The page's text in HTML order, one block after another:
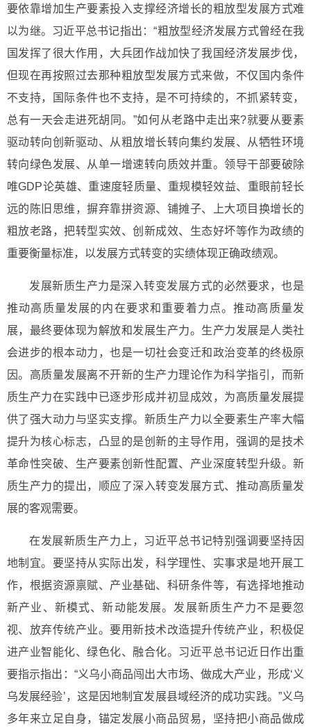
要依靠增加生产要素投入支撑经济增长的粗放型发展方式难
以为继。习近平总书记指出：“粗放型经济发展方式曾经在我
国发挥了很大作用，大兵团作战加快了我国经济发展步伐，
但现在再按照过去那种粗放型发展方式来做，不仅国内条件
不支持，国际条件也不支持，是不可持续的，不抓紧转变，
总有一天会走进死胡同。”如何从老路中走出来?就要从要素
驱动转向创新驱动、从粗放增长转向集约发展、从牺牲环境
转向绿色发展、从单一增速转向质效并重。领导干部要破除
唯GDP论英雄、重速度轻质量、重规模轻效益、重眼前轻长
远的陈旧思维，摒弃靠拼资源、铺摊子、上大项目换增长的
粗放老路，把转型实效、创新成效、生态好坏等作为政绩的
重要衡量标准，以发展方式转变的实绩体现正确政绩观。
发展新质生产力是深入转变发展方式的必然要求，也是
推动高质量发展的内在要求和重要着力点。推动高质量发
展，最终要体现为解放和发展生产力。生产力发展是人类社
会进步的根本动力，也是一切社会变迁和政治变革的终极原
因。高质量发展离不开新的生产力理论作为科学指引，而新
质生产力在实践中已逐步形成并初显成效，为高质量发展提
供了强大动力与坚实支撑。新质生产力以全要素生产率大幅
提升为核心标志，凸显的是创新的主导作用，强调的是技术
革命性突破、生产要素创新性配置、产业深度转型升级。新
质生产力的提出，顺应了深入转变发展方式、推动高质量发
展的客观需要。
在发展新质生产力上，习近平总书记特别强调要坚持因
地制宜。要坚持从实际出发，科学理性、实事求是地开展工
作，根据资源禀赋、产业基础、科研条件等，有选择地推动
新产业、新模式、新动能发展。发展新质生产力不是要忽
视、放弃传统产业。要用新技术改造提升传统产业，积极促
进产业智能化、绿色化、融合化。习近平总书记近日作出重
要指示指出：“义乌小商品闯出大市场、做成大产业，形成‘义
乌发展经验’，这是因地制宜发展县域经济的成功实践。”义乌
多年来立足自身，锚定发展小商品贸易，坚持把小商品做成